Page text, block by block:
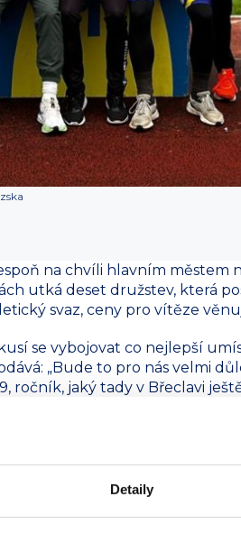
Detaily
na chvíli hlavním městem
utká deset družstev, která
svaz, ceny pro vítěze
se vybojovat co nejlepší
„Bude to pro nás velmi
ročník, jaký tady v Břeclavi
v Třinci přivezli jeho
mezistátním utkání v
starší žáci vybojovali první
mistrovství v Břeclavi
dobře ví, že soupeři jsou silní.
dodává.